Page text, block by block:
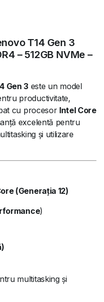
T14 Gen 3
– 512GB NVMe –
Gen 3 este un model
productivitate,
cu procesor Intel Core
excelentă pentru
și utilizare
(Generația 12)
)
multitasking și